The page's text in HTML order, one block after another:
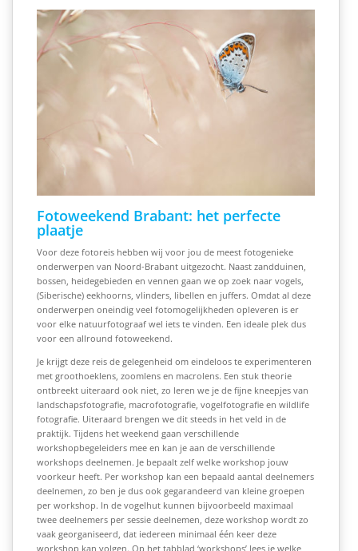
Fotoweekend Brabant: het perfecte
plaatje
Voor deze fotoreis hebben wij voor jou de meest fotogenieke
onderwerpen van Noord-Brabant uitgezocht. Naast zandduinen,
bossen, heidegebieden en vennen gaan we op zoek naar vogels,
(Siberische) eekhoorns, vlinders, libellen en juffers. Omdat al deze
onderwerpen oneindig veel fotomogelijkheden opleveren is er
voor elke natuurfotograaf wel iets te vinden. Een ideale plek dus
voor een allround fotoweekend.
Je krijgt deze reis de gelegenheid om eindeloos te experimenteren
met groothoeklens, zoomlens en macrolens. Een stuk theorie
ontbreekt uiteraard ook niet, zo leren we je de fijne kneepjes van
landschapsfotografie, macrofotografie, vogelfotografie en wildlife
fotografie. Uiteraard brengen we dit steeds in het veld in de
praktijk. Tijdens het weekend gaan verschillende
workshopbegeleiders mee en kan je aan de verschillende
workshops deelnemen. Je bepaalt zelf welke workshop jouw
voorkeur heeft. Per workshop kan een bepaald aantal deelnemers
deelnemen, zo ben je dus ook gegarandeerd van kleine groepen
per workshop. In de vogelhut kunnen bijvoorbeeld maximaal
twee deelnemers per sessie deelnemen, deze workshop wordt zo
vaak georganiseerd, dat iedereen minimaal één keer deze
workshop kan volgen. Op het tabblad ‘workshops’ lees je welke